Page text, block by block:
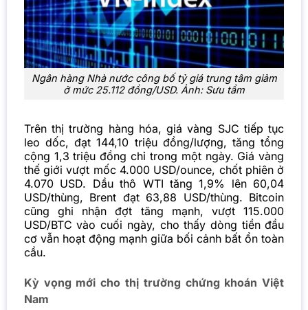
Ngân hàng Nhà nước công bố tỷ giá trung tâm giảm
ở mức 25.112 đồng/USD. Ảnh: Sưu tầm
Trên thị trường hàng hóa, giá vàng SJC tiếp tục
leo dốc, đạt 144,10 triệu đồng/lượng, tăng tổng
cộng 1,3 triệu đồng chỉ trong một ngày. Giá vàng
thế giới vượt mốc 4.000 USD/ounce, chốt phiên ở
4.070 USD. Dầu thô WTI tăng 1,9% lên 60,04
USD/thùng, Brent đạt 63,88 USD/thùng. Bitcoin
cũng ghi nhận đợt tăng mạnh, vượt 115.000
USD/BTC vào cuối ngày, cho thấy dòng tiền đầu
cơ vẫn hoạt động mạnh giữa bối cảnh bất ổn toàn
cầu.
Kỳ vọng mới cho thị trường chứng khoán Việt
Nam